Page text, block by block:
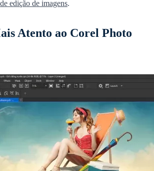
edição de imagens.
Atento ao Corel Photo